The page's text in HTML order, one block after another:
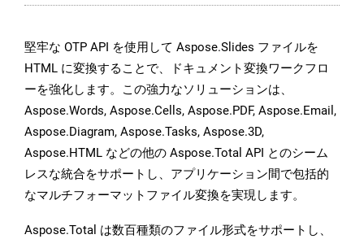
堅牢な OTP API を使用して Aspose.Slides ファイルを
HTML に変換することで、ドキュメント変換ワークフロ
ーを強化します。この強力なソリューションは、
Aspose.Words, Aspose.Cells, Aspose.PDF, Aspose.Email,
Aspose.Diagram, Aspose.Tasks, Aspose.3D,
Aspose.HTML などの他の Aspose.Total API とのシーム
レスな統合をサポートし、アプリケーション間で包括的
なマルチフォーマットファイル変換を実現します。
Aspose.Total は数百種類のファイル形式をサポートし、